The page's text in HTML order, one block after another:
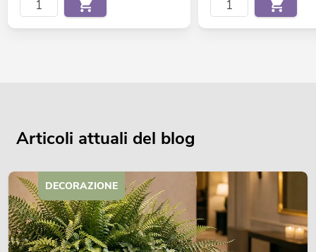
Articoli attuali del blog
DECORAZIONE